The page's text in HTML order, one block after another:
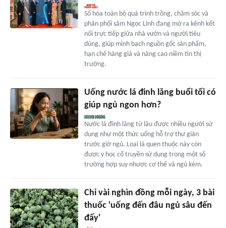
Số hóa toàn bộ quá trình trồng, chăm sóc và
phân phối sâm Ngọc Linh đang mở ra kênh kết
nối trực tiếp giữa nhà vườn và người tiêu
dùng, giúp minh bạch nguồn gốc sản phẩm,
hạn chế hàng giả và nâng cao niềm tin thị
trường.
Uống nước lá đinh lăng buổi tối có
giúp ngủ ngon hơn?
Nước lá đinh lăng từ lâu được nhiều người sử
dụng như một thức uống hỗ trợ thư giãn
trước giờ ngủ. Loại lá quen thuộc này còn
được y học cổ truyền sử dụng trong một số
trường hợp suy nhược cơ thể và ngủ kém.
Chỉ vài nghìn đồng mỗi ngày, 3 bài
thuốc 'uống đến đâu ngủ sâu đến
đấy'